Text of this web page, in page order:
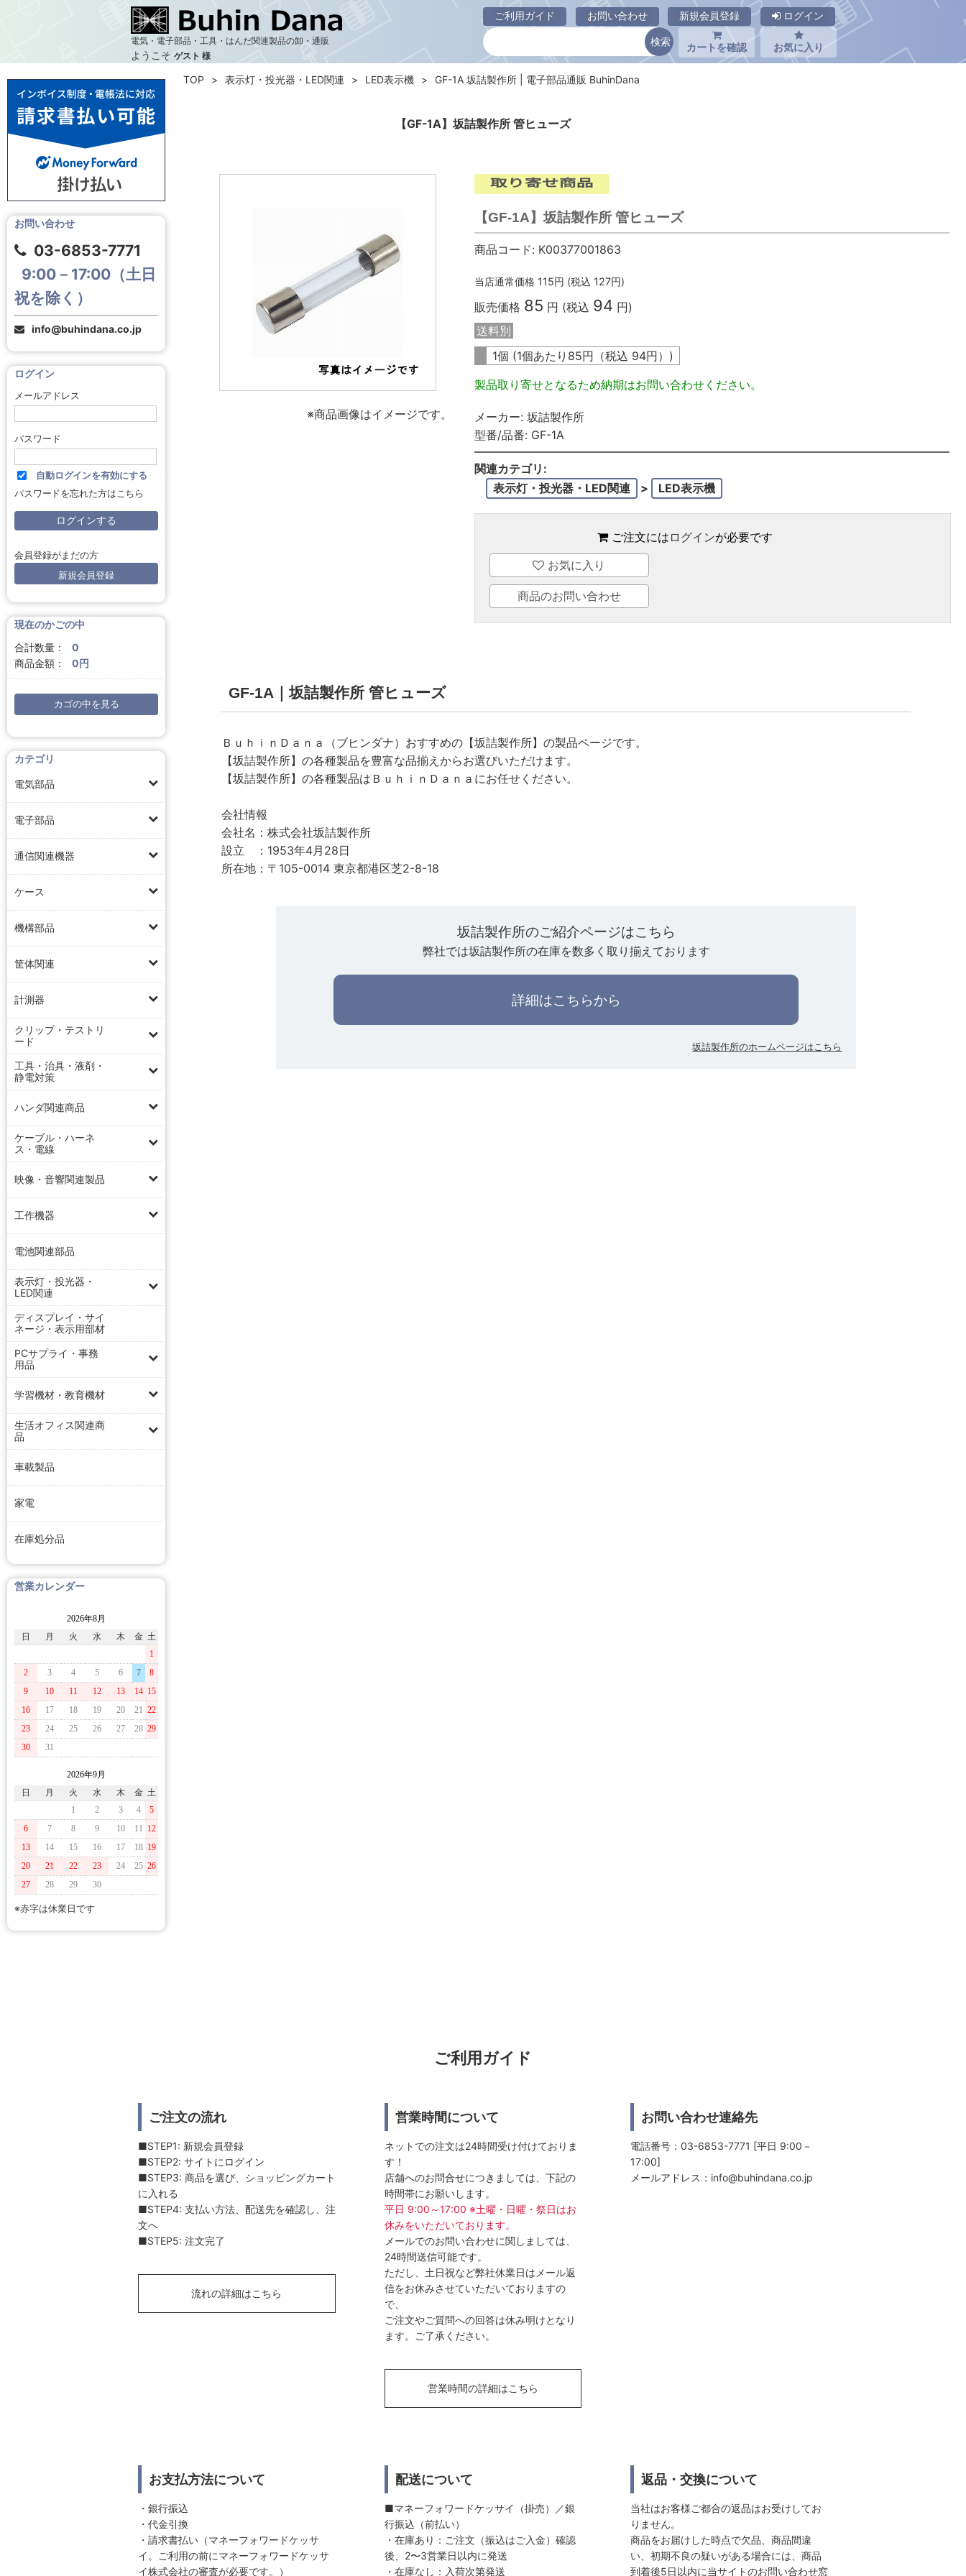
電気・電子部品・工具・はんだ関連製品の卸・通販
ようこそ ゲスト 様
ご利用ガイド お問い合わせ 新規会員登録 ログイン
カートを確認 お気に入り
【GF-1A】坂詰製作所 管ヒューズ
お問い合わせ
03-6853-7771
9:00－17:00（土日
祝を除く）
info@buhindana.co.jp
ログイン
メールアドレス
パスワード
自動ログインを有効にする
パスワードを忘れた方はこちら
会員登録がまだの方
新規会員登録
現在のかごの中
合計数量：
0
商品金額：
0円
カゴの中を見る
カテゴリ
電気部品
電子部品
通信関連機器
ケース
機構部品
筐体関連
計測器
クリップ・テストリ
ード
工具・治具・液剤・
静電対策
ハンダ関連商品
ケーブル・ハーネ
ス・電線
映像・音響関連製品
工作機器
電池関連部品
表示灯・投光器・
LED関連
ディスプレイ・サイ
ネージ・表示用部材
PCサプライ・事務
用品
学習機材・教育機材
生活オフィス関連商
品
車載製品
家電
在庫処分品
営業カレンダー
2026年8月
日
月 火 水 木 金 土
1
2
3 4 5 6 7
8
9
10 11 12 13 14 15
16
17 18 19 20 21 22
23
24 25 26 27 28 29
30
31
2026年9月
日
月 火 水 木 金 土
1
2 3 4
5
6
7 8 9 10 11 12
13
14 15 16 17 18 19
20
21 22 23 24 25 26
27
28 29 30
※赤字は休業日です
TOP 表示灯・投光器・LED関連 LED表示機 GF-1A 坂詰製作所 | 電子部品通販 BuhinDana
※商品画像はイメージです。
【GF-1A】坂詰製作所 管ヒューズ
商品コード: K00377001863
当店通常価格 115円 (税込 127円)
販売価格 85 円 (税込 94 円)
送料別
1個 (1個あたり 85円（税込 94円）)
製品取り寄せとなるため納期はお問い合わせください。
メーカー: 坂詰製作所
型番/品番: GF-1A
関連カテゴリ:
表示灯・投光器・LED関連
> LED表示機
ご注文には ログインが必要です
お気に入り
商品のお問い合わせ
GF-1A｜坂詰製作所 管ヒューズ
ＢｕｈｉｎＤａｎａ（ブヒンダナ）おすすめの【坂詰製作所】の製品ページです。
【坂詰製作所】の各種製品を豊富な品揃えからお選びいただけます。
【坂詰製作所】の各種製品はＢｕｈｉｎＤａｎａにお任せください。
会社情報
会社名：株式会社坂詰製作所
設立 ：1953年4月28日
所在地：〒105-0014 東京都港区芝2-8-18
坂詰製作所のご紹介ページはこちら
弊社では坂詰製作所の在庫を数多く取り揃えております
詳細はこちらから
坂詰製作所のホームページはこちら
ご利用ガイド
ご注文の流れ
■STEP1: 新規会員登録
■STEP2: サイトにログイン
■STEP3: 商品を選び、ショッピングカート
に入れる
■STEP4: 支払い方法、配送先を確認し、注
文へ
■STEP5: 注文完了
流れの詳細はこちら
営業時間について
ネットでの注文は24時間受け付けておりま
す！
店舗へのお問合せにつきましては、下記の
時間帯にお願いします。
平日 9:00～17:00 ※土曜・日曜・祭日はお
休みをいただいております。
メールでのお問い合わせに関しましては、
24時間送信可能です。
ただし、土日祝など弊社休業日はメール返
信をお休みさせていただいておりますの
で、
ご注文やご質問への回答は休み明けとなり
ます。ご了承ください。
営業時間の詳細はこちら
お問い合わせ連絡先
電話番号：03-6853-7771 [平日 9:00－
17:00]
メールアドレス： info@buhindana.co.jp
お支払方法について
・銀行振込
・代金引換
・請求書払い（マネーフォワードケッサ
イ。ご利用の前にマネーフォワードケッサ
イ株式会社の審査が必要です。）
配送について
■マネーフォワードケッサイ（掛売）／銀
行振込（前払い）
・在庫あり：ご注文（振込はご入金）確認
後、2〜3営業日以内に発送
・在庫なし：入荷次第発送
返品・交換について
当社はお客様ご都合の返品はお受けしてお
りません。
商品をお届けした時点で欠品、商品間違
い、初期不良の疑いがある場合には、商品
到着後5日以内に当サイトのお問い合わせ窓